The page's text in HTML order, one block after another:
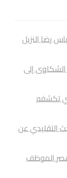
رضا النزيل
إلى
تكشفه
التقليدي عن
عصر الموظف